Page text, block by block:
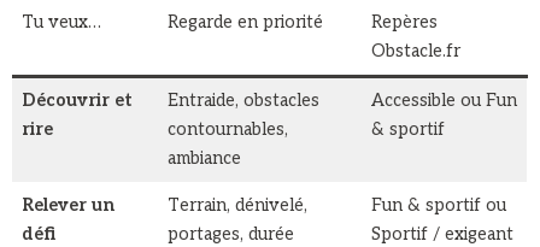
Tu veux… Regarde en priorité
Repères
Obstacle.fr
Découvrir et
rire
Entraide, obstacles
contournables,
ambiance
Accessible ou Fun
& sportif
Relever un
défi
Terrain, dénivelé,
portages, durée
Fun & sportif ou
Sportif / exigeant